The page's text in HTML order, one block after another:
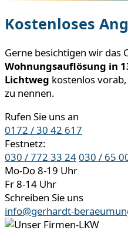
Kostenloses
Gerne besichtigen wir das
Wohnungsauflösung in
Lichtweg kostenlos
zu nennen.
Rufen Sie uns an
0172 / 30 42 617
Festnetz:
030 / 772 33 24030 / 65
Mo-Do 8-19 Uhr
Fr 8-14 Uhr
Schreiben Sie uns
info@gerhardt-